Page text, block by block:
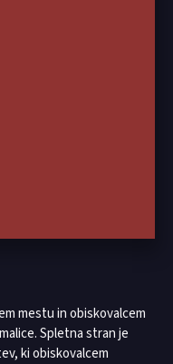
mestu in obiskovalcem
Spletna stran je
ki obiskovalcem